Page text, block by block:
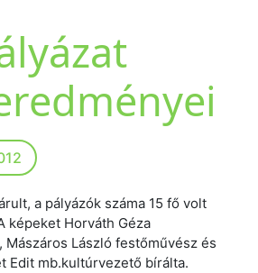
a pályázók száma 15 fő volt
képeket Horváth Géza
László festőművész és
Edit mb.kultúrvezető bírálta.